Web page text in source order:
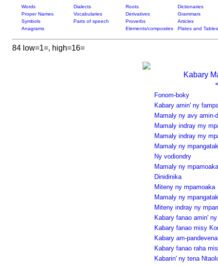
Words Dialects Roots
Dictionaries
Proper Names
Vocabularies Derivatives
Grammars
Symbols
Parts of speech Proverbs
Articles
Anagrams
Elements/composites Plates and Tables
84 low=1=, high=16=
Kabary
Fonom-boky
Kabary amin' ny
Mamaly ny avy amin-
Mamaly indray my
Mamaly indray my
Mamaly ny
Ny vodiondry
Mamaly ny mpamoaka
Dinidinika
Miteny ny mpamoaka
Mamaly ny
Miteny indray ny
Kabary fanao amin'
Kabary fanao misy
Kabary am-
Kabary fanao raha
Kabarin' ny tena